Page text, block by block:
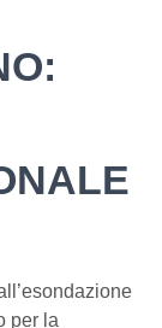
per la